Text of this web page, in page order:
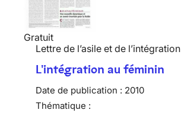
Gratuit
Lettre de l’asile et de l’intégration
L'intégration au féminin
Date de publication : 2010
Thématique :